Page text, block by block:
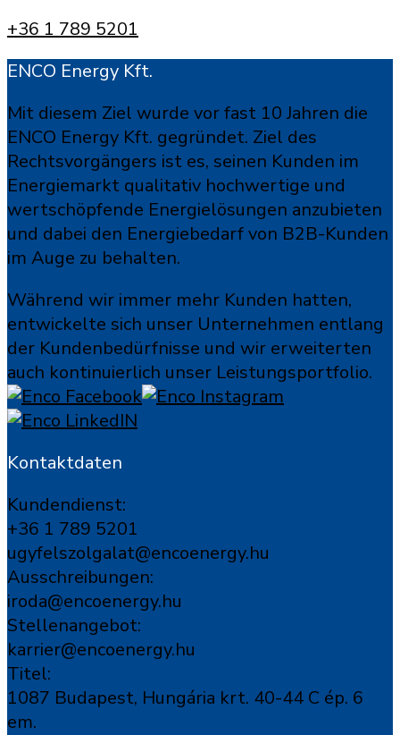
+36 1 789 5201
ENCO Energy Kft.
Mit diesem Ziel wurde vor fast 10 Jahren die
ENCO Energy Kft. gegründet. Ziel des
Rechtsvorgängers ist es, seinen Kunden im
Energiemarkt qualitativ hochwertige und
wertschöpfende Energielösungen anzubieten
und dabei den Energiebedarf von B2B-Kunden
im Auge zu behalten.
Während wir immer mehr Kunden hatten,
entwickelte sich unser Unternehmen entlang
der Kundenbedürfnisse und wir erweiterten
auch kontinuierlich unser Leistungsportfolio.
Kontaktdaten
Kundendienst:
+36 1 789 5201
ugyfelszolgalat@encoenergy.hu
Ausschreibungen:
iroda@encoenergy.hu
Stellenangebot:
karrier@encoenergy.hu
Titel:
1087 Budapest, Hungária krt. 40-44 C ép. 6
em.